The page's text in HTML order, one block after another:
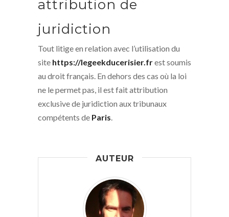
attribution de
juridiction
Tout litige en relation avec l’utilisation du
site https://legeekducerisier.frest soumis
au droit français. En dehors des cas où la loi
ne le permet pas, il est fait attribution
exclusive de juridiction aux tribunaux
compétents de Paris.
AUTEUR